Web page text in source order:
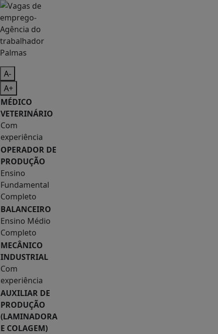
A-
A+
MÉDICO
VETERINÁRIO
Com
experiência
OPERADOR DE
PRODUÇÃO
Ensino
Fundamental
Completo
BALANCEIRO
Ensino Médio
Completo
MECÂNICO
INDUSTRIAL
Com
experiência
AUXILIAR DE
PRODUÇÃO
(LAMINADORA
E COLAGEM)